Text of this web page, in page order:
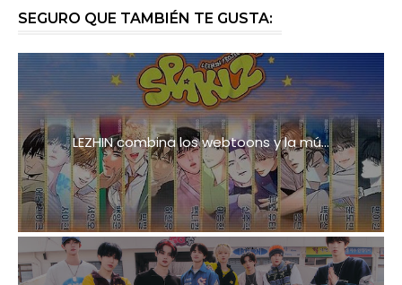
SEGURO QUE TAMBIÉN TE GUSTA:
LEZHIN combina los webtoons y la mú...